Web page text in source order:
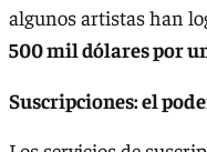
algunos artistas han
500 mil dólares por
Suscripciones: el